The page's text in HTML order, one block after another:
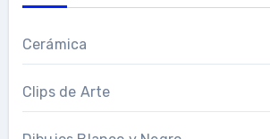
Cerámica
Clips de Arte